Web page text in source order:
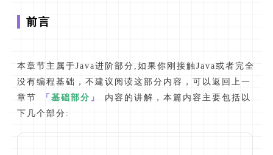
前言
本章节主属于Java进阶部分,如果你刚接触Java或者完全
没有编程基础，不建议阅读这部分内容，可以返回上一
章节
「 基础部分 」
内容的讲解，本篇内容主要包括以
下几个部分: